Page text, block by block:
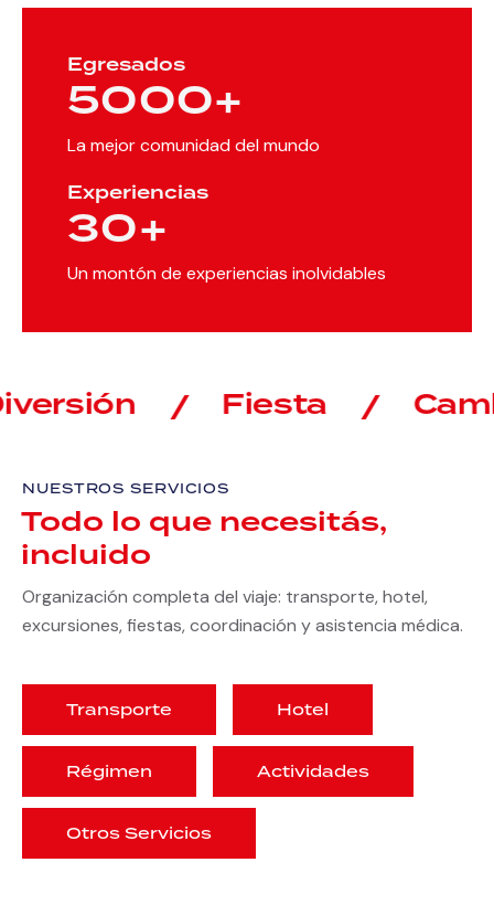
Egresados
5000+
La mejor comunidad del mundo
Experiencias
30+
Un montón de experiencias inolvidables
Fiesta
NUESTROS SERVICIOS
Todo lo que necesitás,
incluido
Organización completa del viaje: transporte, hotel,
excursiones, fiestas, coordinación y asistencia médica.
Transporte Hotel
Régimen Actividades
Otros Servicios